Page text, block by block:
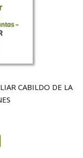
CABILDO DE LA